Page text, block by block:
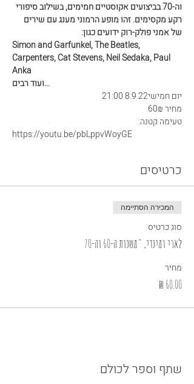
וה-70 בביצועים אקוסטיים חמימים, בשילוב סיפורי
רקע מקסימים. זהו מופע הרמוני מענג עם שירים
של אמני פולק-רוק ידועים כגון:
Simon and Garfunkel, The Beatles,
Carpenters, Cat Stevens, Neil Sedaka, Paul
Anka
ועוד רבים...
יום חמישי8.9.22 21:00
מחיר 60₪
טעימה קטנה:
https://youtu.be/pbLppvWoyGE
כרטיסים
המכירה הסתיימה
סוג כרטיס
לארי ומינדי, "משנות ה-60 וה-70
מחיר
שתף וספר לכולם